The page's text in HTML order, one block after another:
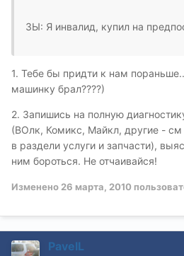
ЗЫ: Я инвалид, купил на
1. Тебе бы придти к нам
машинку брал????)
2. Запишись на полную
(ВОлк, Комикс, Майкл, другие - см
в раздели услуги и запчасти),
ним бороться. Не отчаивайся!
Изменено 26 марта, 2010
PavelL